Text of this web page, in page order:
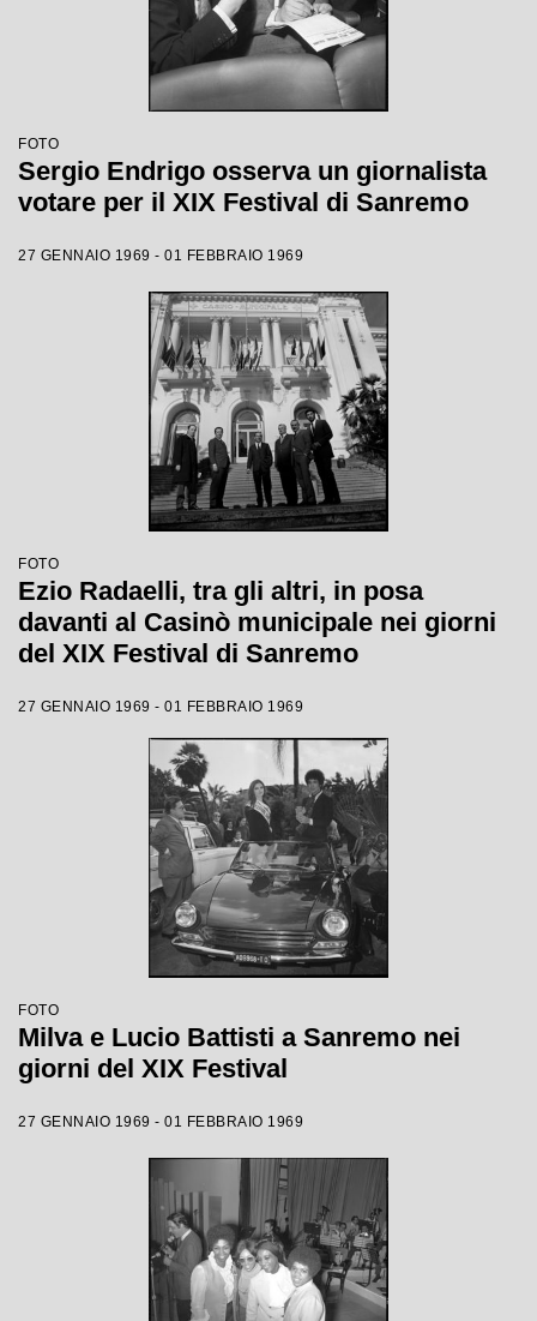
FOTO
Sergio Endrigo osserva un giornalista
votare per il XIX Festival di Sanremo
27 GENNAIO 1969 - 01 FEBBRAIO 1969
FOTO
Ezio Radaelli, tra gli altri, in posa
davanti al Casinò municipale nei giorni
del XIX Festival di Sanremo
27 GENNAIO 1969 - 01 FEBBRAIO 1969
FOTO
Milva e Lucio Battisti a Sanremo nei
giorni del XIX Festival
27 GENNAIO 1969 - 01 FEBBRAIO 1969